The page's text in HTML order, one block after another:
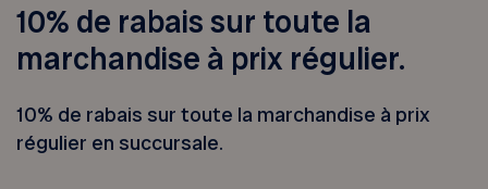
10% de rabais sur toute la
marchandise à prix régulier.
10% de rabais sur toute la marchandise à prix
régulier en succursale.